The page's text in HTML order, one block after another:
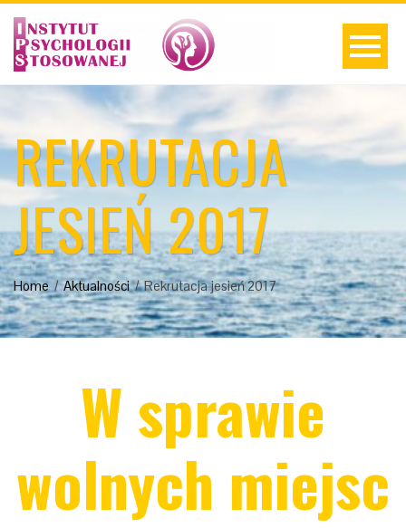
REKRUTACJA
JESIEŃ 2017
Home Aktualności Rekrutacja jesień 2017
W sprawie
wolnych miejsc